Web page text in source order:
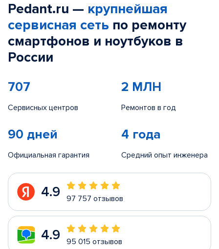
Pedant.ru — крупнейшая
сервисная сеть по ремонту
смартфонов и ноутбуков в
России
707
Сервисных центров
2 МЛН
Ремонтов в год
90 дней
Официальная гарантия
4 года
Средний опыт инженера
4.9 97 757 отзывов
4.9 95 015 отзывов